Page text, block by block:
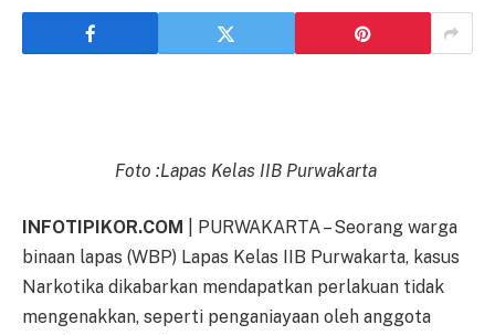
Foto :Lapas Kelas IIB Purwakarta
INFOTIPIKOR.COM
| PURWAKARTA – Seorang warga
binaan lapas (WBP) Lapas Kelas IIB Purwakarta, kasus
Narkotika dikabarkan mendapatkan perlakuan tidak
mengenakkan, seperti penganiayaan oleh anggota